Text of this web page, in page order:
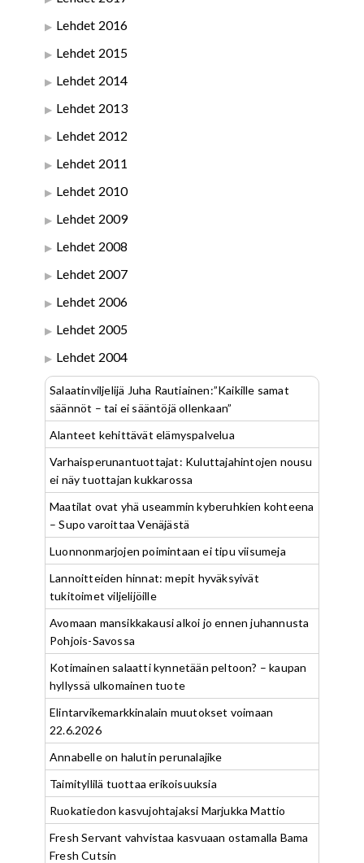
Lehdet 2016
Lehdet 2015
Lehdet 2014
Lehdet 2013
Lehdet 2012
Lehdet 2011
Lehdet 2010
Lehdet 2009
Lehdet 2008
Lehdet 2007
Lehdet 2006
Lehdet 2005
Lehdet 2004
Salaatinviljelijä Juha Rautiainen:”Kaikille samat
säännöt – tai ei sääntöjä ollenkaan”
Alanteet kehittävät elämyspalvelua
Varhaisperunantuottajat: Kuluttajahintojen nousu
ei näy tuottajan kukkarossa
Maatilat ovat yhä useammin kyberuhkien kohteena
– Supo varoittaa Venäjästä
Luonnonmarjojen poimintaan ei tipu viisumeja
Lannoitteiden hinnat: mepit hyväksyivät
tukitoimet viljelijöille
Avomaan mansikkakausi alkoi jo ennen juhannusta
Pohjois-Savossa
Kotimainen salaatti kynnetään peltoon? – kaupan
hyllyssä ulkomainen tuote
Elintarvikemarkkinalain muutokset voimaan
22.6.2026
Annabelle on halutin perunalajike
Taimityllilä tuottaa erikoisuuksia
Ruokatiedon kasvujohtajaksi Marjukka Mattio
Fresh Servant vahvistaa kasvuaan ostamalla Bama
Fresh Cutsin